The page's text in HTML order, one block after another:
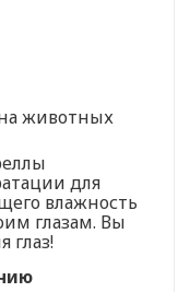
животных
для
влажность
глазам. Вы
глаз!